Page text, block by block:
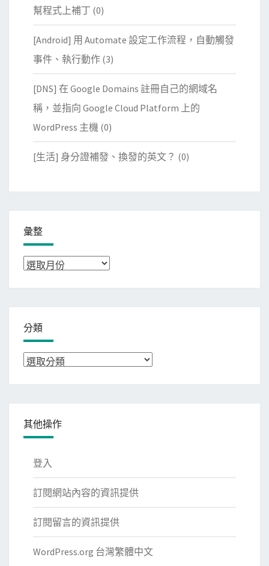
幫程式上補丁 (0)
[Android] 用 Automate 設定工作流程，自動觸發
事件、執行動作 (3)
[DNS] 在 Google Domains 註冊自己的網域名
稱，並指向 Google Cloud Platform 上的
WordPress 主機 (0)
[生活] 身分證補發、換發的英文？ (0)
彙整
彙
分類
分
其他操作
登入
訂閱網站內容的資訊提供
訂閱留言的資訊提供
WordPress.org 台灣繁體中文